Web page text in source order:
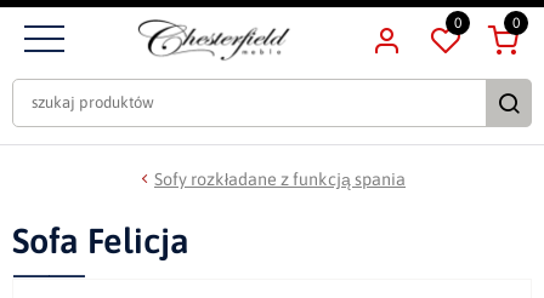
0 0
Sofy rozkładane z funkcją spania
Sofa Felicja